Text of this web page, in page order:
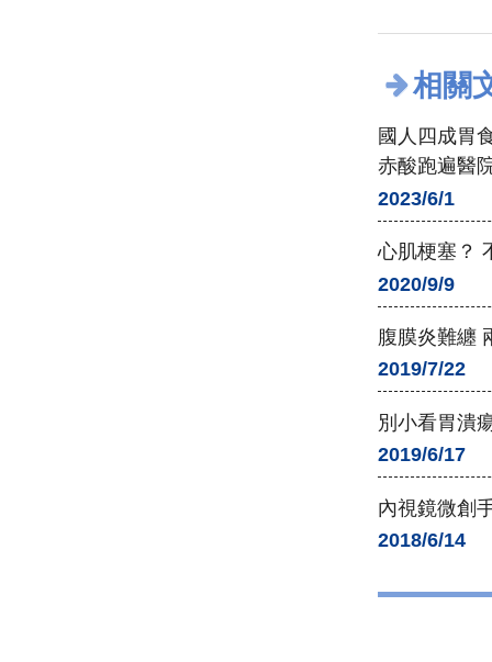
相關
國人四成胃
赤酸跑遍醫
2023/6/1
心肌梗塞？
2020/9/9
腹膜炎難纏
2019/7/22
別小看胃潰
2019/6/17
內視鏡微創
2018/6/14